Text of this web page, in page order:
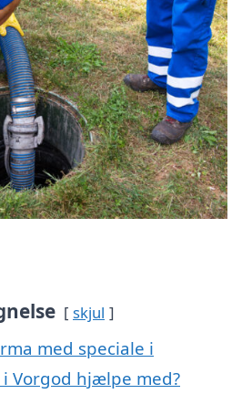
skjul
med speciale i
Vorgod hjælpe med?